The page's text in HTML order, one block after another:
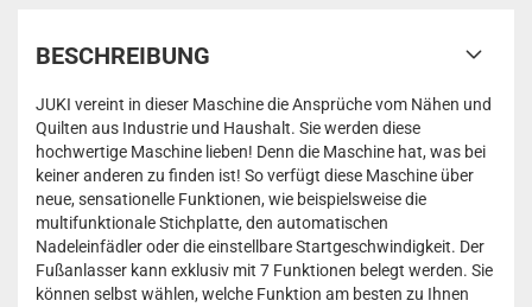
BESCHREIBUNG
JUKI vereint in dieser Maschine die Ansprüche vom Nähen und
Quilten aus Industrie und Haushalt. Sie werden diese
hochwertige Maschine lieben! Denn die Maschine hat, was bei
keiner anderen zu finden ist! So verfügt diese Maschine über
neue, sensationelle Funktionen, wie beispielsweise die
multifunktionale Stichplatte, den automatischen
Nadeleinfädler oder die einstellbare Startgeschwindigkeit. Der
Fußanlasser kann exklusiv mit 7 Funktionen belegt werden. Sie
können selbst wählen, welche Funktion am besten zu Ihnen